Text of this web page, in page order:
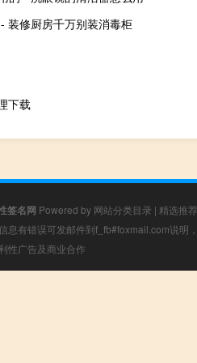
装修厨房千万别装消毒柜
下载
签名网 Powered by 网站分类目录 | 精选推
息有错误可发邮件到f_fb#foxmail.com说明
性广告及商业合作